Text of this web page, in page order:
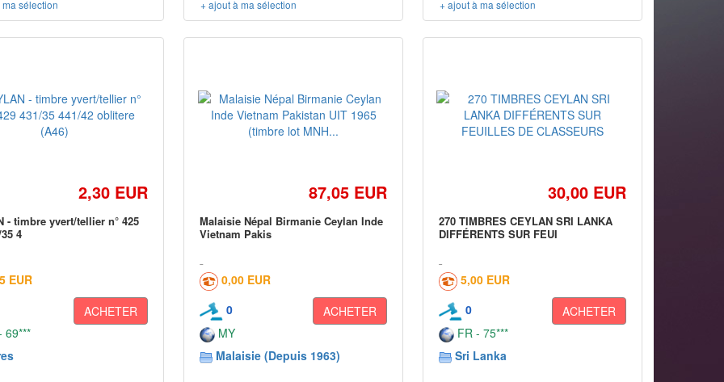
sélection + ajout à ma sélection + ajout à ma sélection
2,30 EUR
- timbre yvert/tellier n° 425
4
EUR
ACHETER
87,05 EUR
Malaisie Népal Birmanie Ceylan Inde
Vietnam Pakis
0,00 EUR
0
ACHETER
MY
Malaisie (Depuis 1963)
30,00 EUR
270 TIMBRES CEYLAN SRI LANKA
DIFFÉRENTS SUR FEUI
5,00 EUR
0
ACHETER
FR - 75***
Sri Lanka